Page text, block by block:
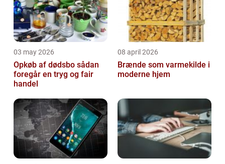
03 may 2026
Opkøb af dødsbo sådan
foregår en tryg og fair
handel
08 april 2026
Brænde som varmekilde i
moderne hjem